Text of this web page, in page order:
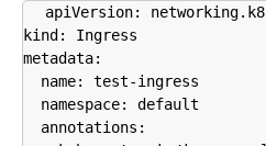
apiVersion:
kind: Ingress
metadata:
  name: test-ingress
  namespace: default
  annotations: